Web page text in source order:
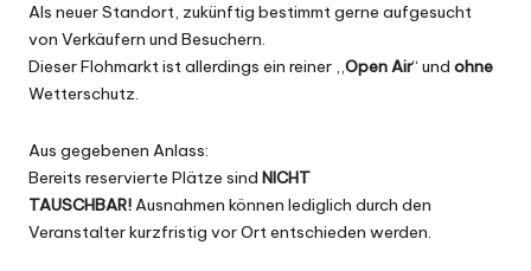
Als neuer Standort, zukünftig bestimmt gerne aufgesucht
von Verkäufern und Besuchern.
Dieser Flohmarkt ist allerdings ein reiner ,,Open Air“ und ohne
Wetterschutz.
Aus gegebenen Anlass:
Bereits reservierte Plätze sind NICHT
TAUSCHBAR!Ausnahmen können lediglich durch den
Veranstalter kurzfristig vor Ort entschieden werden.